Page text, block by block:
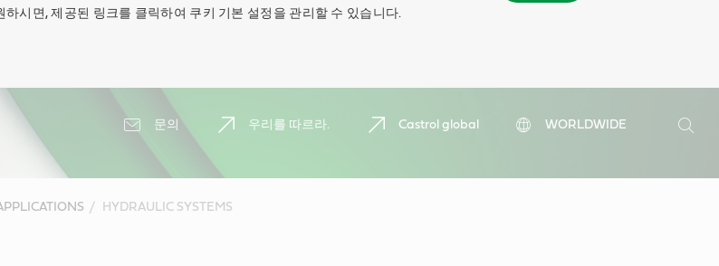
시면, 제공된 링크를 클릭하여 쿠키 기본 설정을 관리할 수 있습니다.
문의 우리를 따르라. Castrol global
WORLDWIDE
검
HYDRAULIC SYSTEMS